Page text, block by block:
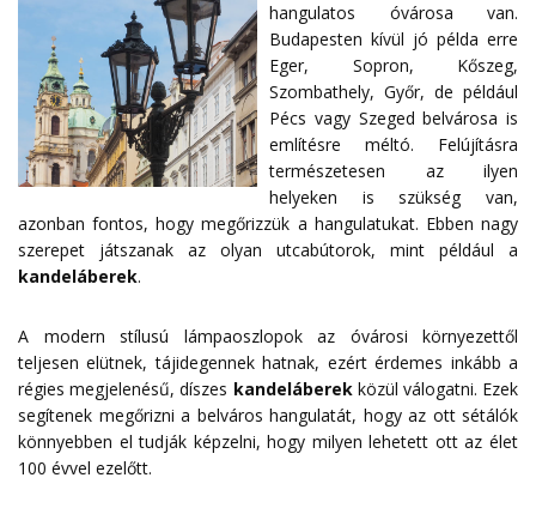
hangulatos óvárosa van.
Budapesten kívül jó példa erre
Eger, Sopron, Kőszeg,
Szombathely, Győr, de például
Pécs vagy Szeged belvárosa is
említésre méltó. Felújításra
természetesen az ilyen
helyeken is szükség van,
azonban fontos, hogy megőrizzük a hangulatukat. Ebben nagy
szerepet játszanak az olyan utcabútorok, mint például a
kandeláberek.
A modern stílusú lámpaoszlopok az óvárosi környezettől
teljesen elütnek, tájidegennek hatnak, ezért érdemes inkább a
régies megjelenésű, díszes kandeláberekközül válogatni. Ezek
segítenek megőrizni a belváros hangulatát, hogy az ott sétálók
könnyebben el tudják képzelni, hogy milyen lehetett ott az élet
100 évvel ezelőtt.